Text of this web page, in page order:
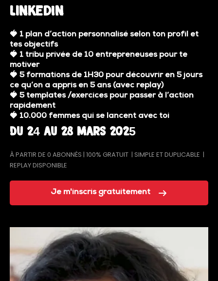
LinkedIn
🍓 1 plan d’action personnalisé selon ton profil et
tes objectifs
🍓 1 tribu privée de 10 entrepreneuses pour te
motiver
🍓 5 formations de 1H30 pour découvrir en 5 jours
ce qu’on a appris en 5 ans (avec replay)
🍓 5 templates /exercices pour passer à l’action
rapidement
🍓 10.000 femmes qui se lancent avec toi
Du 24 au 28 Mars 2025
À PARTIR DE 0 ABONNÉS | 100% GRATUIT | SIMPLE ET DUPLICABLE |
REPLAY DISPONIBLE
Je m'inscris gratuitement